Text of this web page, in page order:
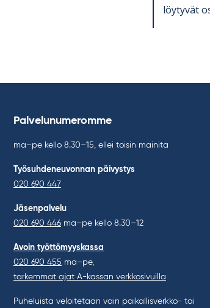
löy­ty­vät
Palvelunumeromme
ma–pe kello 8.30–15, ellei toisin mainita
Työsuhdeneuvonnan päivystys
020 690 447
Jäsenpalvelu
020 690 446 ma–pe kello 8.30–12
Avoin työttömyyskassa
020 690 455 ma–pe,
tarkemmat ajat A-kassan verkkosivuilla
Puheluista veloitetaan vain paikallisverkko- tai